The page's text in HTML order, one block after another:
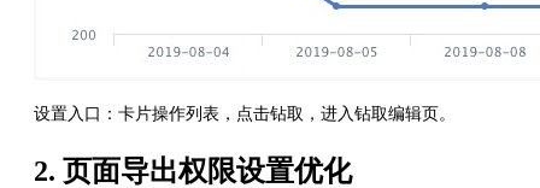
设置入口：卡片操作列表，点击钻取，进入钻取编辑页。
2. 页面导出权限设置优化